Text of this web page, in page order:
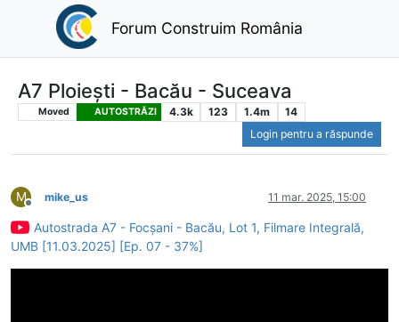
Forum Construim România
A7 Ploiești - Bacău - Suceava
Moved AUTOSTRĂZI 4.3k 123 1.4m
14
Login pentru a răspunde
M
Deconectat
mike_us 11 mar. 2025, 15:00
Autostrada A7 - Focșani - Bacău, Lot 1, Filmare Integrală,
UMB [11.03.2025] [Ep. 07 - 37%]